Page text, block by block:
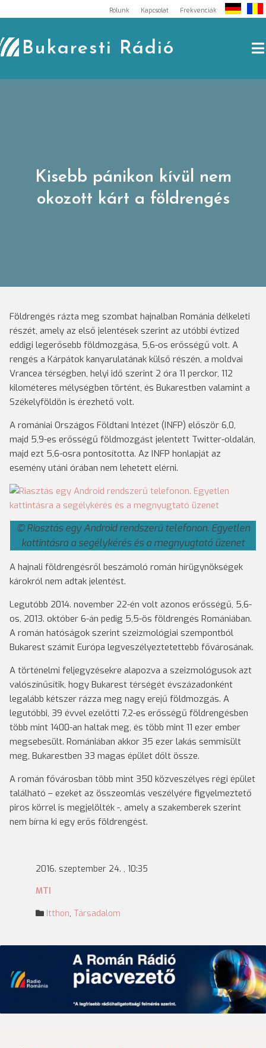
to
content
Rólunk Kapcsolat Frekvenciák
Bukaresti Rádió
Kisebb pánikon kívül nem
okozott kárt a földrengés
Földrengés rázta meg szombat hajnalban Románia délkeleti
részét, amely az első jelentések szerint az utóbbi évtized
eddigi legerősebb földmozgása, 5,6-os erősségű volt. A
rengés a Kárpátok kanyarulatának külső részén, a moldvai
Vrancea térségben, helyi idő szerint 2 óra 11 perckor, 112
kilométeres mélységben történt, és Bukarestben valamint a
Székelyföldön is érezhető volt.
A romániai Országos Földtani Intézet (INFP) először 6,0,
majd 5,9-es erősségű földmozgást jelentett Twitter-oldalán,
majd ezt 5,6-osra pontosította. Az INFP honlapját az
esemény utáni órában nem lehetett elérni.
Riasztás egy Android rendszerű telefonon. Egyetlen
kattintásra a segélykérés és a megnyugtató üzenet
A hajnali földrengésről beszámoló román hírügynökségek
károkról nem adtak jelentést.
Legutóbb 2014. november 22-én volt azonos erősségű, 5,6-
os, 2013. október 6-án pedig 5,5-ös földrengés Romániában.
A román hatóságok szerint szeizmológiai szempontból
Bukarest számít Európa legveszélyeztetettebb fővárosának.
A történelmi feljegyzésekre alapozva a szeizmológusok azt
valószínűsítik, hogy Bukarest térségét évszázadonként
legalább kétszer rázza meg nagy erejű földmozgás. A
legutóbbi, 39 évvel ezelőtti 7,2-es erősségű földrengésben
több mint 1400-an haltak meg, és több mint 11 ezer ember
megsebesült. Romániában akkor 35 ezer lakás semmisült
meg, Bukarestben 33 magas épület dőlt össze.
A román fővárosban több mint 350 közveszélyes régi épület
található – ezeket az összeomlás veszélyére figyelmeztető
piros körrel is megjelölték -, amely a szakemberek szerint
nem bírna ki egy erős földrengést.
2016. szeptember 24. , 10:35
MTI
Itthon, Társadalom